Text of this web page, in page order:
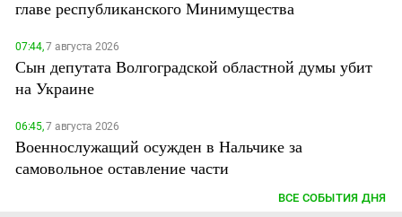
главе республиканского Минимущества
07:44,7 августа 2026
Сын депутата Волгоградской областной думы убит
на Украине
06:45,7 августа 2026
Военнослужащий осужден в Нальчике за
самовольное оставление части
ВСЕ СОБЫТИЯ ДНЯ